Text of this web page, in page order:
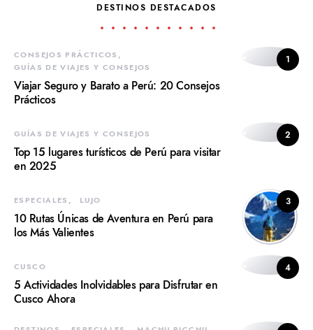
DESTINOS DESTACADOS
1
CONSEJOS PRÁCTICOS
GUÍAS DE VIAJES Y CONSEJOS
Viajar Seguro y Barato a Perú: 20 Consejos
Prácticos
2
GUÍAS DE VIAJES Y CONSEJOS
Top 15 lugares turísticos de Perú para visitar
en 2025
3
ESPECIALES LUJO
10 Rutas Únicas de Aventura en Perú para
los Más Valientes
4
CUSCO
5 Actividades Inolvidables para Disfrutar en
Cusco Ahora